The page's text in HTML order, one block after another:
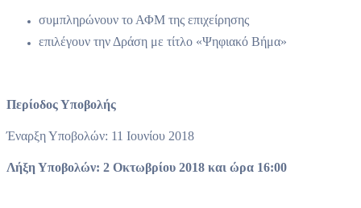
συμπληρώνουν το ΑΦΜ της επιχείρησης
επιλέγουν την Δράση με τίτλο «Ψηφιακό Βήμα»
Περίοδος Υποβολής
Έναρξη Υποβολών: 11 Ιουνίου 2018
Λήξη Υποβολών: 2 Οκτωβρίου 2018 και ώρα 16:00